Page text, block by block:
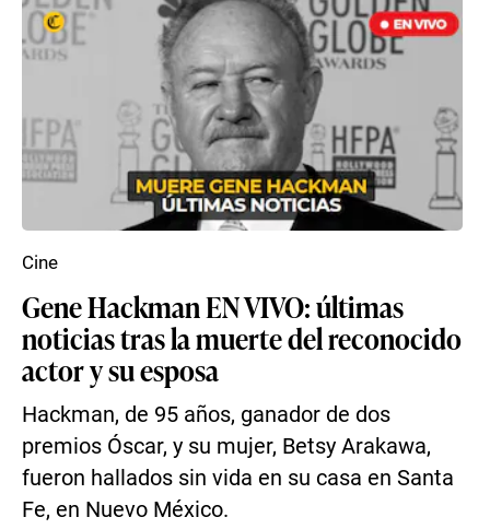
Gene Hackman EN VIVO: últimas
noticias tras la muerte del reconocido
actor y su esposa
Hackman, de 95 años, ganador de dos
premios Óscar, y su mujer, Betsy Arakawa,
fueron hallados sin vida en su casa en Santa
Fe, en Nuevo México.
Cine